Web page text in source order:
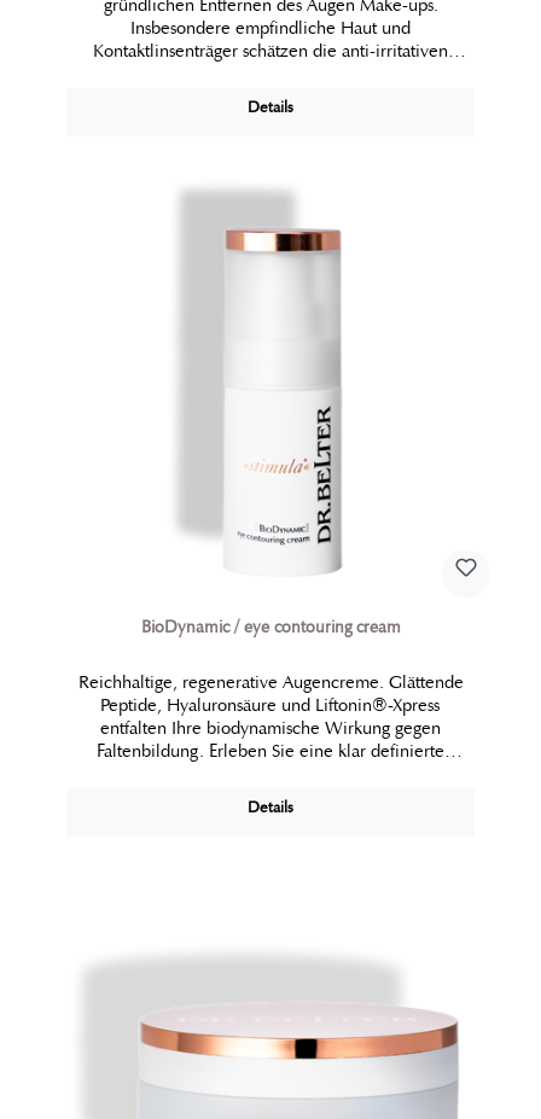
Insbesondere empfindliche Haut und
Kontaktlinsenträger schätzen die anti-irritativen
Details
BioDynamic / eye contouring cream
Reichhaltige, regenerative Augencreme. Glättende
Peptide, Hyaluronsäure und Liftonin®-Xpress
entfalten Ihre biodynamische Wirkung gegen
Faltenbildung. Erleben Sie eine klar definierte
Finish auf das man nicht mehr verzichten möchte.
Details